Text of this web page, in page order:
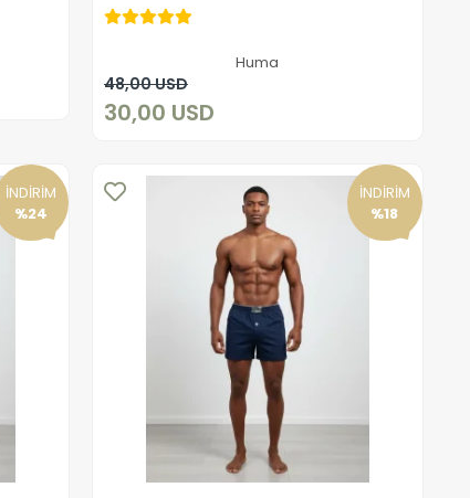
Huma
48,00 USD
30,00 USD
İNDİRİM
%24
İNDİRİM
%18